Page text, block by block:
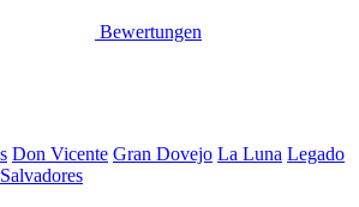
Bewertungen
Don Vicente Gran Dovejo La Luna Legado
Salvadores